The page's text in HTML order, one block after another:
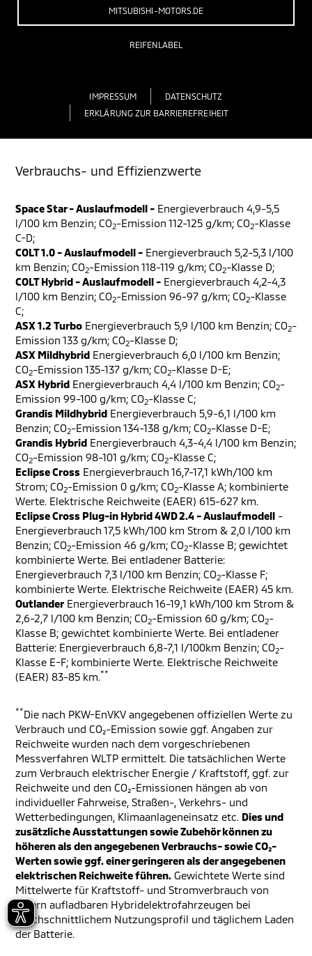
MITSUBISHI-MOTORS.DE
REIFENLABEL
IMPRESSUM
DATENSCHUTZ
ERKLÄRUNG ZUR BARRIEREFREIHEIT
Verbrauchs- und Effizienzwerte
Space Star - Auslaufmodell - Energieverbrauch 4,9-5,5
l/100 km Benzin; CO2-Emission 112-125 g/km; CO2-Klasse
C-D;
COLT 1.0 - Auslaufmodell - Energieverbrauch 5,2-5,3 l/100
km Benzin; CO2-Emission 118-119 g/km; CO2-Klasse D;
COLT Hybrid - Auslaufmodell - Energieverbrauch 4,2-4,3
l/100 km Benzin; CO2-Emission 96-97 g/km; CO2-Klasse
C;
ASX 1.2 Turbo Energieverbrauch 5,9 l/100 km Benzin; CO2-
Emission 133 g/km; CO2-Klasse D;
ASX Mildhybrid Energieverbrauch 6,0 l/100 km Benzin;
CO2-Emission 135-137 g/km; CO2-Klasse D-E;
ASX Hybrid Energieverbrauch 4,4 l/100 km Benzin; CO2-
Emission 99-100 g/km; CO2-Klasse C;
Grandis Mildhybrid Energieverbrauch 5,9-6,1 l/100 km
Benzin; CO2-Emission 134-138 g/km; CO2-Klasse D-E;
Grandis Hybrid Energieverbrauch 4,3-4,4 l/100 km Benzin;
CO2-Emission 98-101 g/km; CO2-Klasse C;
Eclipse Cross Energieverbrauch 16,7-17,1 kWh/100 km
Strom; CO2-Emission 0 g/km; CO2-Klasse A; kombinierte
Werte. Elektrische Reichweite (EAER) 615-627 km.
Eclipse Cross Plug-in Hybrid 4WD 2.4 - Auslaufmodell -
Energieverbrauch 17,5 kWh/100 km Strom & 2,0 l/100 km
Benzin; CO2-Emission 46 g/km; CO2-Klasse B; gewichtet
kombinierte Werte. Bei entladener Batterie:
Energieverbrauch 7,3 l/100 km Benzin; CO2-Klasse F;
kombinierte Werte. Elektrische Reichweite (EAER) 45 km.
Outlander Energieverbrauch 16-19,1 kWh/100 km Strom &
2,6-2,7 l/100 km Benzin; CO2-Emission 60 g/km; CO2-
Klasse B; gewichtet kombinierte Werte. Bei entladener
Batterie: Energieverbrauch 6,8-7,1 l/100km Benzin; CO2-
Klasse E-F; kombinierte Werte. Elektrische Reichweite
(EAER) 83-85 km.**
**Die nach PKW-EnVKV angegebenen offiziellen Werte zu
Verbrauch und CO₂-Emission sowie ggf. Angaben zur
Reichweite wurden nach dem vorgeschriebenen
Messverfahren WLTP ermittelt. Die tatsächlichen Werte
zum Verbrauch elektrischer Energie / Kraftstoff, ggf. zur
Reichweite und den CO₂-Emissionen hängen ab von
individueller Fahrweise, Straßen-, Verkehrs- und
Wetterbedingungen, Klimaanlageneinsatz etc. Dies und
zusätzliche Ausstattungen sowie Zubehör können zu
höheren als den angegebenen Verbrauchs- sowie CO₂-
Werten sowie ggf. einer geringeren als der angegebenen
elektrischen Reichweite führen. Gewichtete Werte sind
Mittelwerte für Kraftstoff- und Stromverbrauch von
extern aufladbaren Hybridelektrofahrzeugen bei
durchschnittlichem Nutzungsprofil und täglichem Laden
der Batterie.